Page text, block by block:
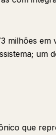
milhões em
um
que